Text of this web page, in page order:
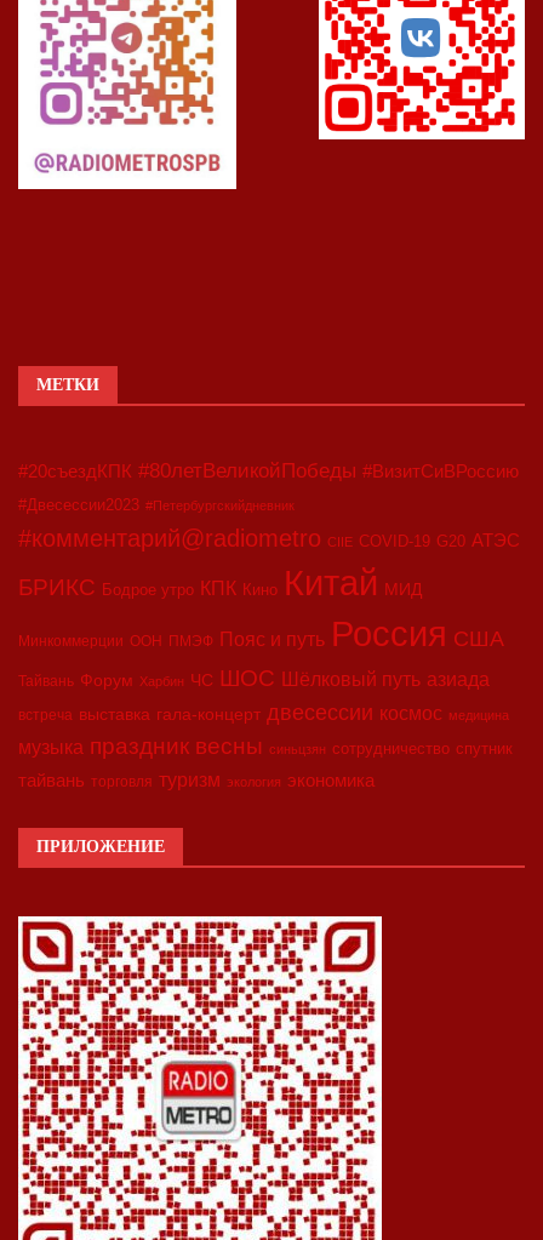
МЕТКИ
#20съездКПК #80летВеликойПобеды #ВизитСиВРоссию
#Двесессии2023 #Петербургскийдневник
#комментарий@radiometro CIIE COVID-19 G20 АТЭС
БРИКС Бодрое утро КПК Кино Китай МИД
Минкоммерции ООН ПМЭФ Пояс и путь Россия США
Тайвань Форум Харбин ЧС ШОС Шёлковый путь азиада
встреча выставка гала-концерт двесессии космос медицина
музыка праздник весны синьцзян сотрудничество спутник
тайвань торговля туризм экология экономика
ПРИЛОЖЕНИЕ